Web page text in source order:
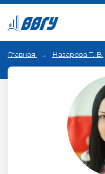
Главная Назарова Т. В.